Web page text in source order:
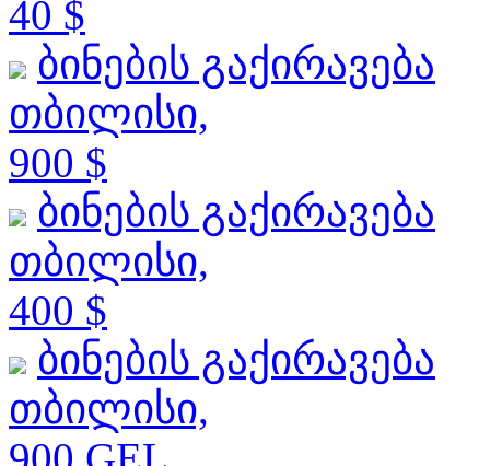
40 $
ბინების გაქირავება
თბილისი,
900 $
ბინების გაქირავება
თბილისი,
400 $
ბინების გაქირავება
თბილისი,